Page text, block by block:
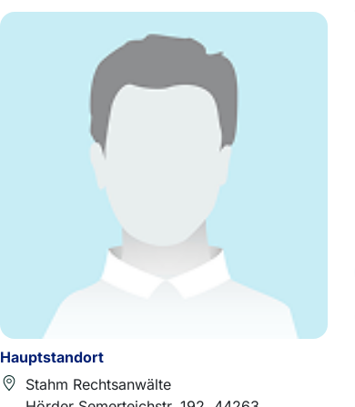
Hauptstandort
Stahm Rechtsanwälte